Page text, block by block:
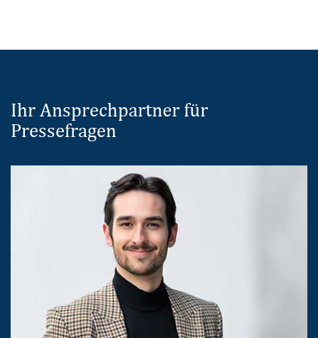
Ihr Ansprechpartner für
Pressefragen